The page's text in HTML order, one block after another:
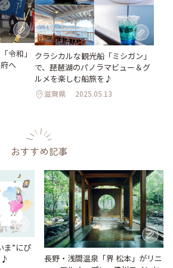
令和」
へ
クラシカルな観光船「ミシガン」
で、琵琶湖のパノラマビュー＆グ
ルメを楽しむ船旅を♪
滋賀県 2025.05.13
おすすめ記事
ま”にぴ
♪
長野・浅間温泉「界 松本」がリニ